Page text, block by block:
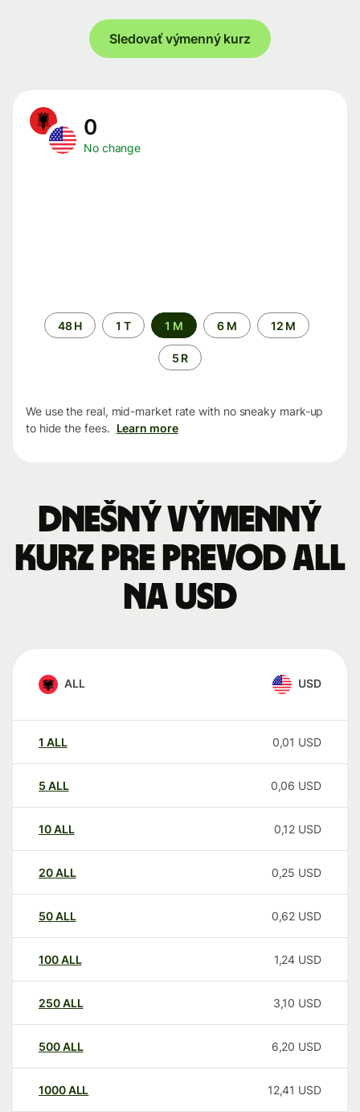
Sledovať výmenný kurz
0
No change
Time
period
48 H 1 T 1 M 6 M 12 M
5 R
We use the real, mid-market rate with no sneaky mark-up
to hide the fees. Learn more
Dnešný výmenný
kurz pre prevod ALL
na USD
ALL USD
1 ALL 0,01 USD
5 ALL 0,06 USD
10ALL 0,12 USD
20ALL 0,25 USD
50ALL 0,62 USD
100ALL 1,24 USD
250ALL 3,10 USD
500ALL 6,20 USD
1000ALL 12,41 USD